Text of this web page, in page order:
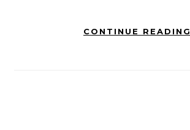
CONTINUE READING